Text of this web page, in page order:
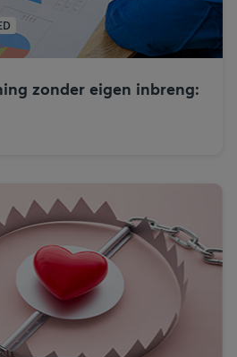
zonder eigen inbreng: